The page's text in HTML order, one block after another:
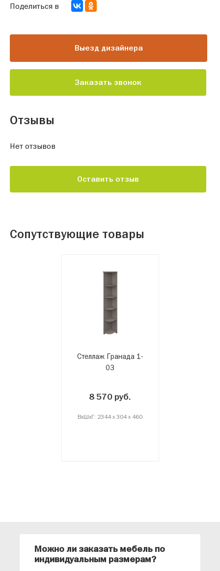
Выезд дизайнера
Заказать звонок
Поделиться в
Отзывы
Нет отзывов
Оставить отзыв
Сопутствующие товары
Стеллаж Гранада 1-
03
8 570 руб.
ВxШxГ: 2344 x 304 x 460
Можно ли заказать мебель по
индивидуальным размерам?